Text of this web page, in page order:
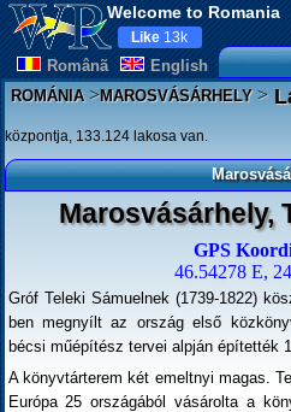
Welcome to Romania
Românã English
Like 13k
ROMÁNIA>MAROSVÁSÁRHELY>
központja, 133.124 lakosa van.
Marosvásárhely,
GPS
46.54278 E,
Gróf Teleki Sámuelnek (1739-1822)
ben megnyílt az ország első
bécsi műépítész tervei alpján építették
A könyvtárterem két emeltnyi magas.
Európa 25 országából vásárolta a